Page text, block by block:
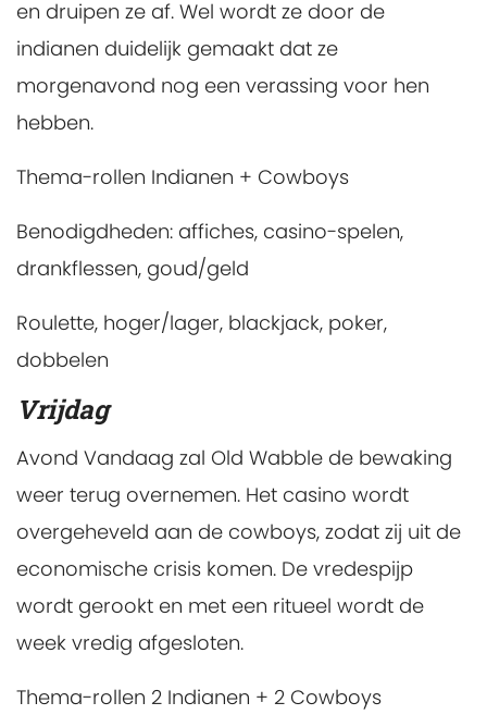
en druipen ze af. Wel wordt ze door de
indianen duidelijk gemaakt dat ze
morgenavond nog een verassing voor hen
hebben.
Thema-rollen Indianen + Cowboys
Benodigdheden: affiches, casino-spelen,
drankflessen, goud/geld
Roulette, hoger/lager, blackjack, poker,
dobbelen
Vrijdag
Avond Vandaag zal Old Wabble de bewaking
weer terug overnemen. Het casino wordt
overgeheveld aan de cowboys, zodat zij uit de
economische crisis komen. De vredespijp
wordt gerookt en met een ritueel wordt de
week vredig afgesloten.
Thema-rollen 2 Indianen + 2 Cowboys